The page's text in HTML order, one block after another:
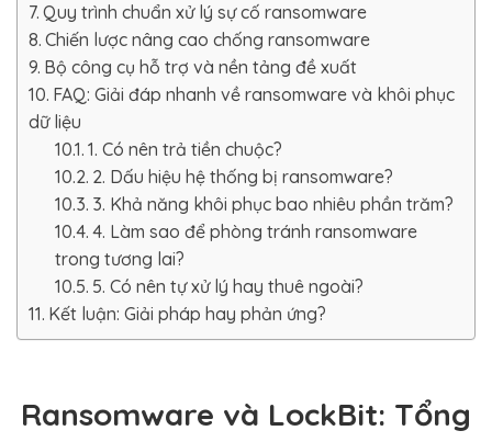
Quy trình chuẩn xử lý sự cố ransomware
Chiến lược nâng cao chống ransomware
Bộ công cụ hỗ trợ và nền tảng đề xuất
FAQ: Giải đáp nhanh về ransomware và khôi phục
dữ liệu
1. Có nên trả tiền chuộc?
2. Dấu hiệu hệ thống bị ransomware?
3. Khả năng khôi phục bao nhiêu phần trăm?
4. Làm sao để phòng tránh ransomware
trong tương lai?
5. Có nên tự xử lý hay thuê ngoài?
Kết luận: Giải pháp hay phản ứng?
Ransomware và LockBit: Tổng